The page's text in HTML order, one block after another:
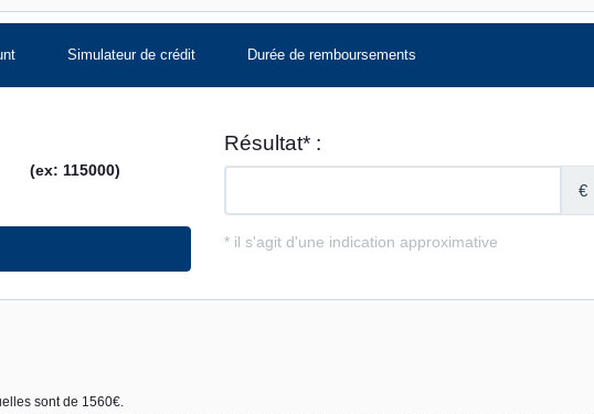
Simulateur de crédit Durée de remboursements
sont de 1560€.